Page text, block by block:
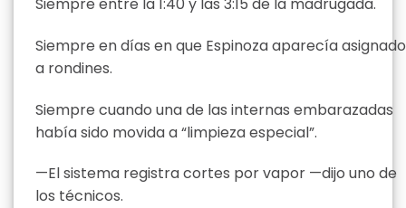
Siempre en días en que Espinoza aparecía asignado
a rondines.
Siempre cuando una de las internas embarazadas
había sido movida a “limpieza especial”.
—El sistema registra cortes por vapor —dijo uno de
los técnicos.